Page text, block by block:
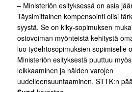
– Ministeriön esityksessä on asia
Täysimittainen kompensointi olisi
syystä. Se on kiky-sopimuksen
ostovoiman myönteistä kehitystä
luo työehtosopimuksien sopimiselle
Ministeriön esityksestä puuttuu
leikkaaminen ja näiden varojen
uudelleensuuntaaminen, STTK:n